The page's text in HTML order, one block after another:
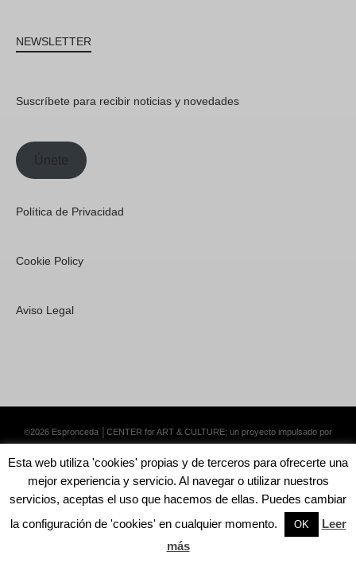
NEWSLETTER
Suscríbete para recibir noticias y novedades
Únete
Política de Privacidad
Cookie Policy
Aviso Legal
©2026 Espronceda │CENTER for ART & CULTURE; un proyecto impulsado por
Esta web utiliza 'cookies' propias y de terceros para ofrecerte una
mejor experiencia y servicio. Al navegar o utilizar nuestros
servicios, aceptas el uso que hacemos de ellas. Puedes cambiar
la configuración de 'cookies' en cualquier momento.
OK
Leer
más
English Català Español